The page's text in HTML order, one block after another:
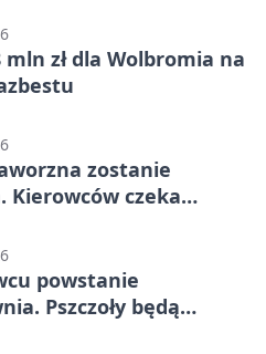
mln zł dla Wolbromia na
zostanie
Kierowców czeka
powstanie
Pszczoły będą